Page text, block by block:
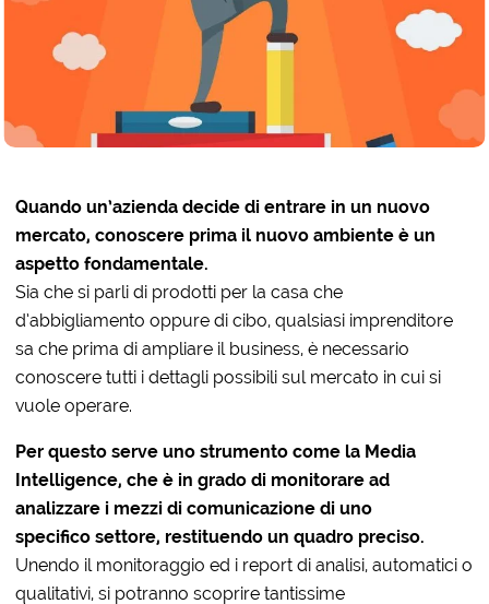
Quando un’azienda decide di entrare in un nuovo
mercato, conoscere prima il nuovo ambiente è un
aspetto fondamentale.
Sia che si parli di prodotti per la casa che
d’abbigliamento oppure di cibo, qualsiasi imprenditore
sa che prima di ampliare il business, è necessario
conoscere tutti i dettagli possibili sul mercato in cui si
vuole operare.
Per questo serve uno strumento come la Media
Intelligence, che è in grado di monitorare ad
analizzare i mezzi di comunicazione di uno
specifico settore, restituendo un quadro preciso.
Unendo il monitoraggio ed i report di analisi, automatici o
qualitativi, si potranno scoprire tantissime